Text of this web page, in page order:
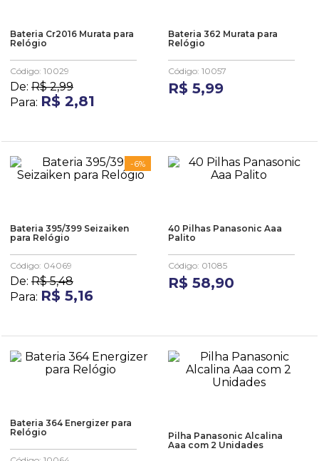
Bateria Cr2016 Murata para
Relógio
Código: 10029
De: R$ 2,99
Para: R$ 2,81
Bateria 362 Murata para
Relógio
Código: 10057
R$ 5,99
-6%
Bateria 395/399 Seizaiken
para Relógio
Código: 04069
De: R$ 5,48
Para: R$ 5,16
40 Pilhas Panasonic Aaa
Palito
Código: 01085
R$ 58,90
Bateria 364 Energizer para
Relógio
Pilha Panasonic Alcalina
Aaa com 2 Unidades